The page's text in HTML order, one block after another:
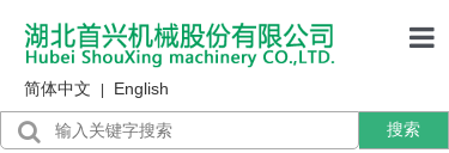
简体中文 English
搜索